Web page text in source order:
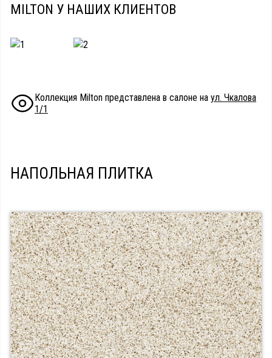
MILTON У НАШИХ КЛИЕНТОВ
Коллекция Milton представлена в салоне на ул. Чкалова
1/1
НАПОЛЬНАЯ ПЛИТКА